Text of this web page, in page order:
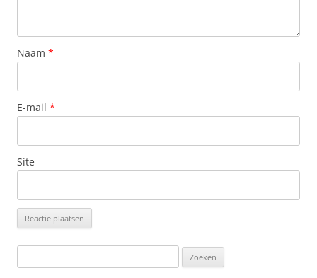
Naam *
E-mail *
Site
naar: